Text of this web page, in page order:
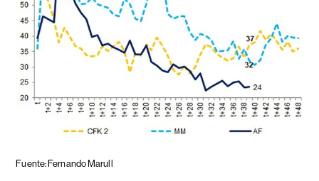
Fuente: Fernando Marull